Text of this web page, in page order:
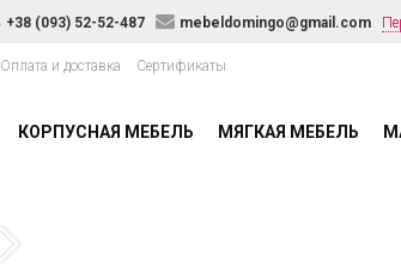
+38 (093) 52-52-487 mebeldomingo@gmail.com
Оплата и доставка Сертификаты
КОРПУСНАЯ МЕБЕЛЬ МЯГКАЯ МЕБЕЛЬ